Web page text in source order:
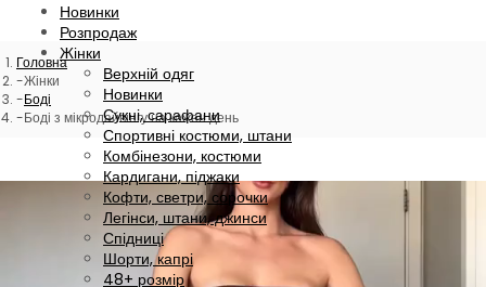
Новинки
Розпродаж
Жінки
Верхній одяг
Новинки
Сукні, сарафани
Спортивні костюми, штани
Комбінезони, костюми
Кардигани, піджаки
Кофти, светри, сорочки
Легінси, штани, джинси
Спідниці
Шорти, капрі
48+ розмір
Головна
Жінки
Боді
Боді з мікродайвінгу на кожен день